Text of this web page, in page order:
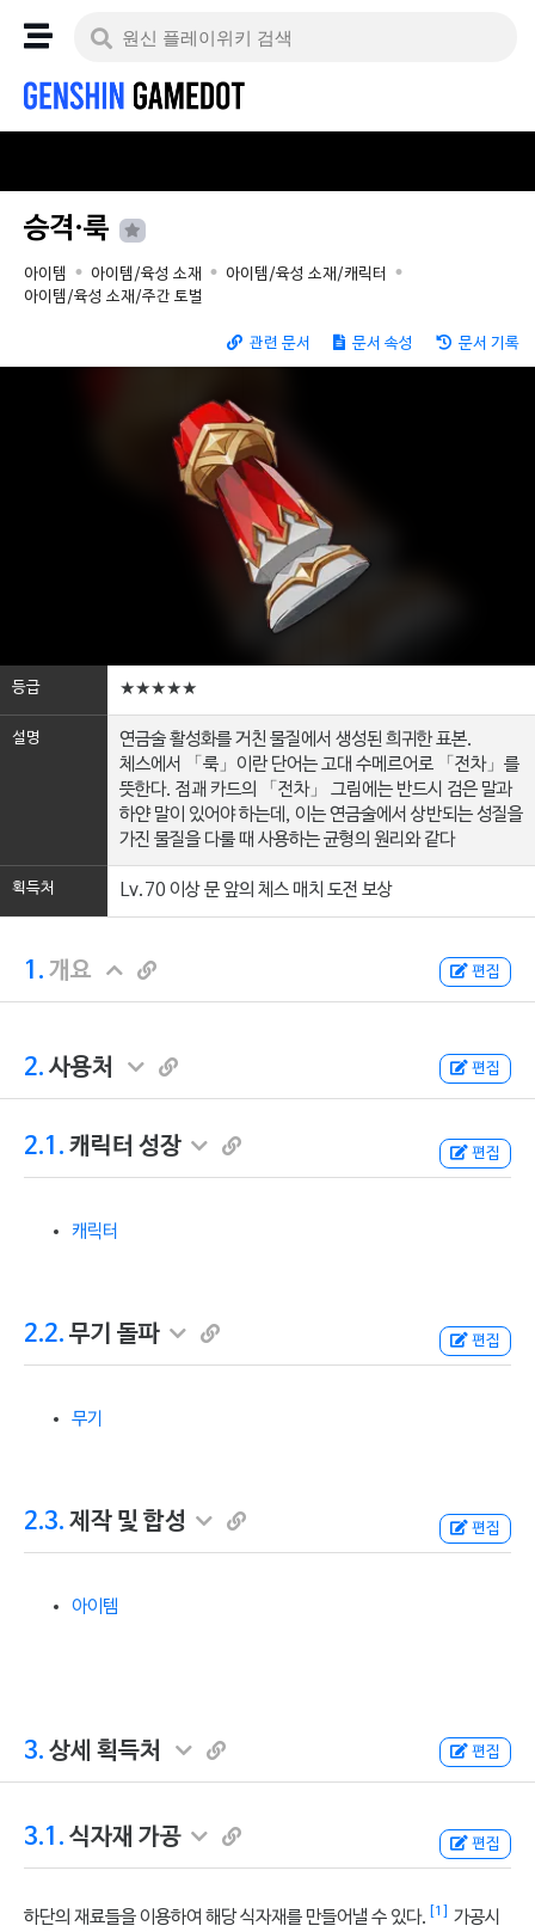
승격·룩
아이템 아이템/육성 소재
아이템/육성 소재/캐릭터
아이템/육성 소재/주간 토벌
관련 문서 문서 속성 문서 기록
등급 ★★★★★
설명
연금술 활성화를 거친 물질에서 생성된 희귀한 표본.
체스에서 「룩」이란 단어는 고대 수메르어로 「전차」를
뜻한다. 점괘 카드의 「전차」 그림에는 반드시 검은 말과
하얀 말이 있어야 하는데, 이는 연금술에서 상반되는 성질을
가진 물질을 다룰 때 사용하는 균형의 원리와 같다
획득처 Lv.70 이상 문 앞의 체스 매치 도전 보상
1. 개요 편집
2. 사용처 편집
2.1. 캐릭터 성장 편집
캐릭터
2.2. 무기 돌파 편집
무기
2.3. 제작 및 합성 편집
아이템
3. 상세 획득처 편집
3.1. 식자재 가공 편집
하단의 재료들을 이용하여 해당 식자재를 만들어낼 수 있다. [1]
가공시